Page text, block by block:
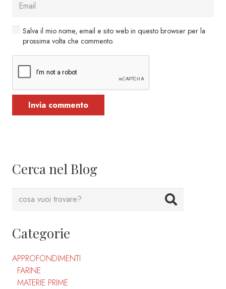
Cerca nel Blog
Categorie
APPROFONDIMENTI
FARINE
MATERIE PRIME
Salva il mio nome, email e sito web in questo browser per la
prossima volta che commento.
Invia commento